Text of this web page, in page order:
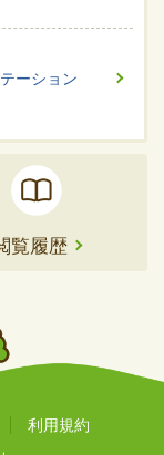
ーション
覧履歴
利用規約